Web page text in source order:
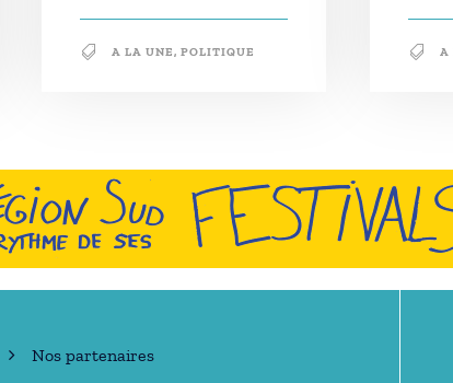
A LA UNE, POLITIQUE A
En savoir +
Nos partenaires